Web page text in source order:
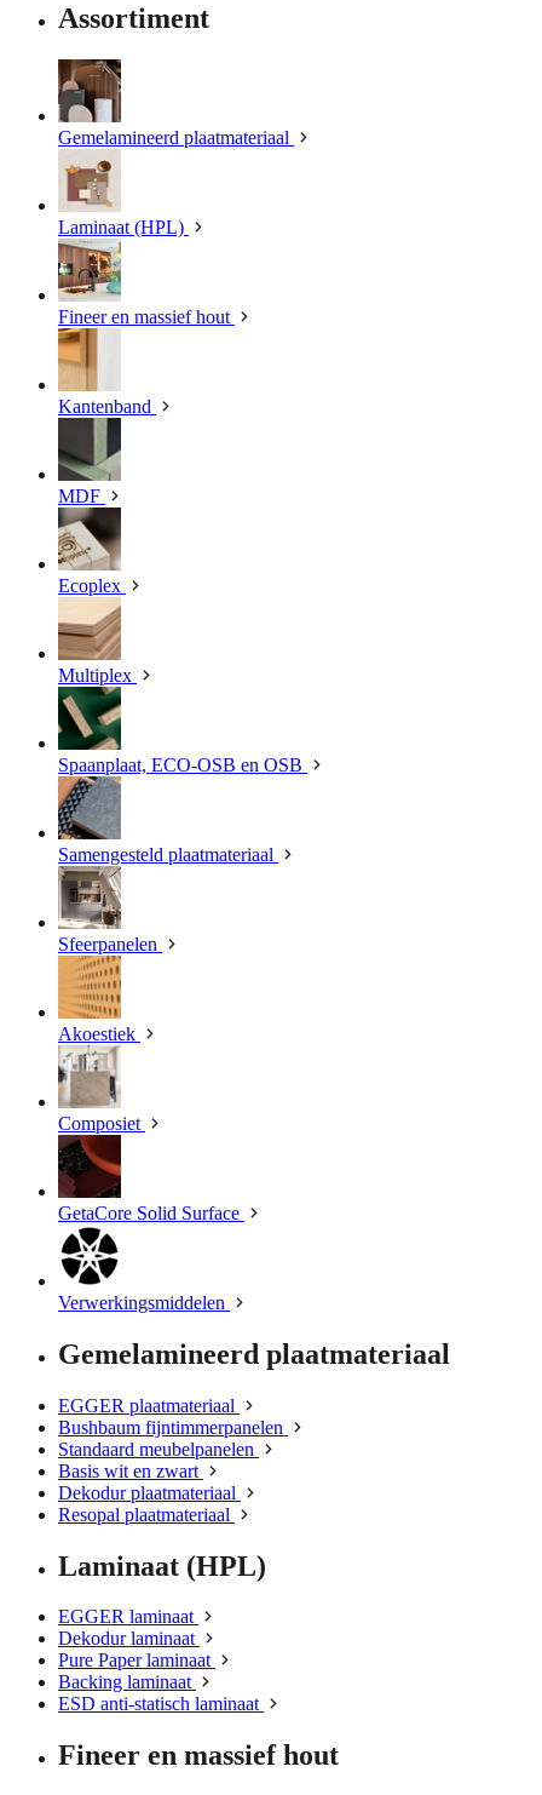
Assortiment
Gemelamineerd plaatmateriaal
Laminaat (HPL)
Fineer en massief hout
Kantenband
MDF
Ecoplex
Multiplex
Spaanplaat, ECO-OSB en OSB
Samengesteld plaatmateriaal
Sfeerpanelen
Akoestiek
Composiet
GetaCore Solid Surface
Verwerkingsmiddelen
Gemelamineerd plaatmateriaal
EGGER plaatmateriaal
Bushbaum fijntimmerpanelen
Standaard meubelpanelen
Basis wit en zwart
Dekodur plaatmateriaal
Resopal plaatmateriaal
Laminaat (HPL)
EGGER laminaat
Dekodur laminaat
Pure Paper laminaat
Backing laminaat
ESD anti-statisch laminaat
Fineer en massief hout